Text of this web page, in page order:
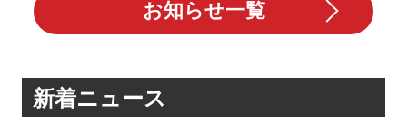
お知らせ一覧
新着ニュース